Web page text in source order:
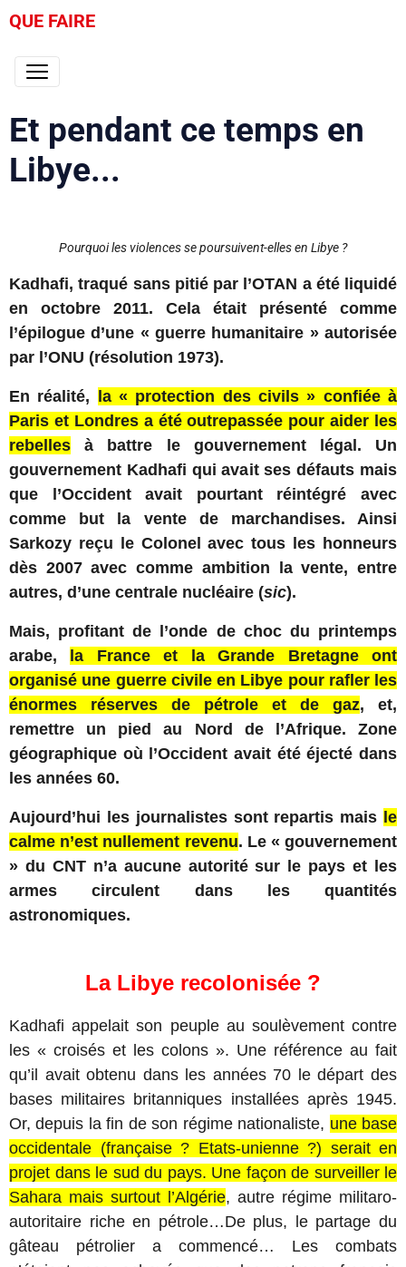
QUE FAIRE
Et pendant ce temps en
Libye...
Pourquoi les violences se poursuivent-elles en Libye ?
Kadhafi, traqué sans pitié par l’OTAN a été liquidé
en octobre 2011. Cela était présenté comme
l’épilogue d’une « guerre humanitaire » autorisée
par l’ONU (résolution 1973).
En réalité,
la « protection des civils » confiée à
Paris et Londres a été outrepassée pour aider les
rebelles à battre le gouvernement légal. Un
gouvernement Kadhafi qui avait ses défauts mais
que l’Occident avait pourtant réintégré avec
comme but la vente de marchandises. Ainsi
Sarkozy reçu le Colonel avec tous les honneurs
dès 2007 avec comme ambition la vente, entre
autres, d’une centrale nucléaire (sic).
Mais, profitant de l’onde de choc du printemps
arabe,
la France et la Grande Bretagne ont
organisé une guerre civile en Libye pour rafler les
énormes réserves de pétrole et de gaz, et,
remettre un pied au Nord de l’Afrique. Zone
géographique où l’Occident avait été éjecté dans
les années 60.
Aujourd’hui les journalistes sont repartis mais le
calme n’est nullement revenu. Le « gouvernement
» du CNT n’a aucune autorité sur le pays et les
armes circulent dans les quantités
astronomiques.
La Libye recolonisée ?
Kadhafi appelait son peuple au soulèvement contre
les « croisés et les colons ». Une référence au fait
qu’il avait obtenu dans les années 70 le départ des
bases militaires britanniques installées après 1945.
Or, depuis la fin de son régime nationaliste, une base
occidentale (française ? Etats-unienne ?) serait en
projet dans le sud du pays. Une façon de surveiller le
Sahara mais surtout l’Algérie, autre régime militaro-
autoritaire riche en pétrole…De plus, le partage du
gâteau pétrolier a commencé… Les combats